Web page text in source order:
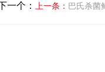
一个： 巴氏杀菌